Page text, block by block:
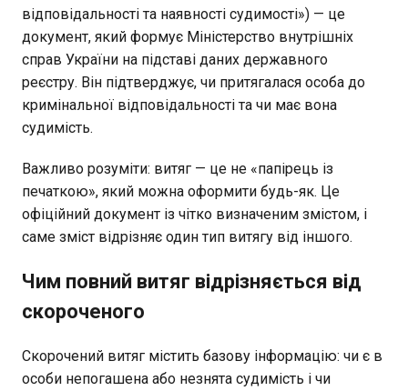
відповідальності та наявності судимості») — це
документ, який формує Міністерство внутрішніх
справ України на підставі даних державного
реєстру. Він підтверджує, чи притягалася особа до
кримінальної відповідальності та чи має вона
судимість.
Важливо розуміти: витяг — це не «папірець із
печаткою», який можна оформити будь-як. Це
офіційний документ із чітко визначеним змістом, і
саме зміст відрізняє один тип витягу від іншого.
Чим повний витяг відрізняється від
скороченого
Скорочений витяг містить базову інформацію: чи є в
особи непогашена або незнята судимість і чи